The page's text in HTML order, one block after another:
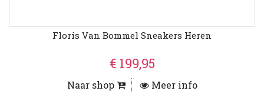
Floris Van Bommel Sneakers Heren
€ 199,95
Naar shop Meer info